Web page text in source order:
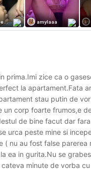
prima.Imi zice ca o
la apartament.Fata
stau putin de
un corp foarte frumos,e
de bine facut dar
urca peste mine si
( nu au fost false parerea
ea in gurita.Nu se
minute de vorba cu